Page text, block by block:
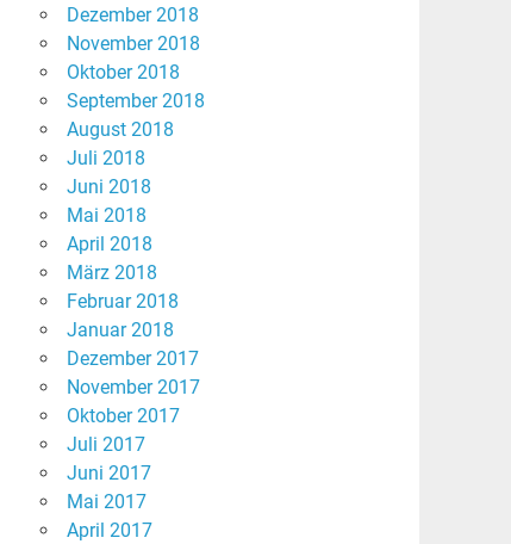
Dezember 2018
November 2018
Oktober 2018
September 2018
August 2018
Juli 2018
Juni 2018
Mai 2018
April 2018
März 2018
Februar 2018
Januar 2018
Dezember 2017
November 2017
Oktober 2017
Juli 2017
Juni 2017
Mai 2017
April 2017